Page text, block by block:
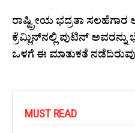
ರಾಷ್ಟ್ರೀಯ ಭದ್ರತಾ
ಕ್ರೆಮ್ಲಿನ್‌ನಲ್ಲಿ ಪುಟಿನ್‌
ಒಳಗೆ ಈ ಮಾತುಕತೆ
MUST READ